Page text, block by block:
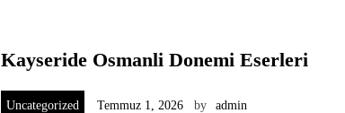
Kayseride Osmanli Donemi Eserleri
Uncategorized Temmuz 1, 2026 by admin